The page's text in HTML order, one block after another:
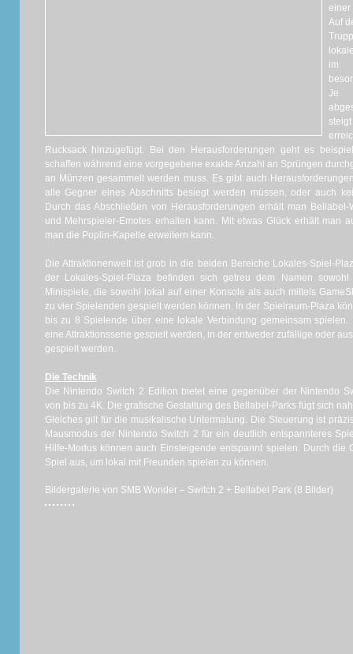
einer
Auf
im
Je
Rucksack hinzugefügt. Bei den Herausforderungen geht es
schaffen während eine vorgegebene exakte Anzahl an Sprüngen
an Münzen gesammelt werden muss. Es gibt auch
alle Gegner eines Abschnitts besiegt werden müssen, oder auch
Durch das Abschließen von Herausforderungen erhält man
und Mehrspieler-Emotes erhalten kann. Mit etwas Glück erhält man
man die Poplin-Kapelle erweitern kann.
Die Attraktionenwelt ist grob in die beiden Bereiche Lokales-Spiel-
der Lokales-Spiel-Plaza befinden sich getreu dem Namen
Minispiele, die sowohl lokal auf einer Konsole als auch mittels
zu vier Spielenden gespielt werden können. In der Spielraum-Plaza
bis zu 8 Spielende über eine lokale Verbindung gemeinsam
eine Attraktionsserie gespielt werden, in der entweder zufällige oder
gespielt werden.
Die Technik
Die Nintendo Switch 2 Edition bietet eine gegenüber der Nintendo
von bis zu 4K. Die grafische Gestaltung des Bellabel-Parks fügt sich
Gleiches gilt für die musikalische Untermalung. Die Steuerung ist
Mausmodus der Nintendo Switch 2 für ein deutlich entspannteres
Hilfe-Modus können auch Einsteigende entspannt spielen. Durch die
Spiel aus, um lokal mit Freunden spielen zu können.
Bildergalerie von SMB Wonder – Switch 2 + Bellabel Park (8 Bilder)